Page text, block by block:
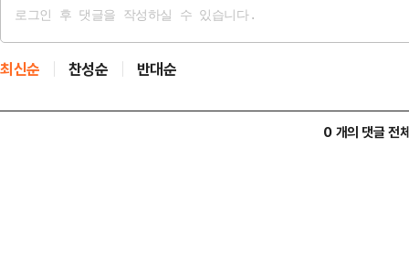
최신순 찬성순 반대순
0 개의 댓글 전